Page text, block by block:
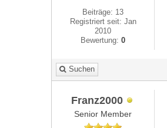
Beiträge: 13
Registriert seit: Jan
2010
Bewertung:0
Suchen
Franz2000
Senior Member